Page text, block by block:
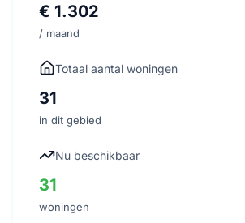
€ 1.302
/ maand
Totaal aantal woningen
31
in dit gebied
Nu beschikbaar
31
woningen